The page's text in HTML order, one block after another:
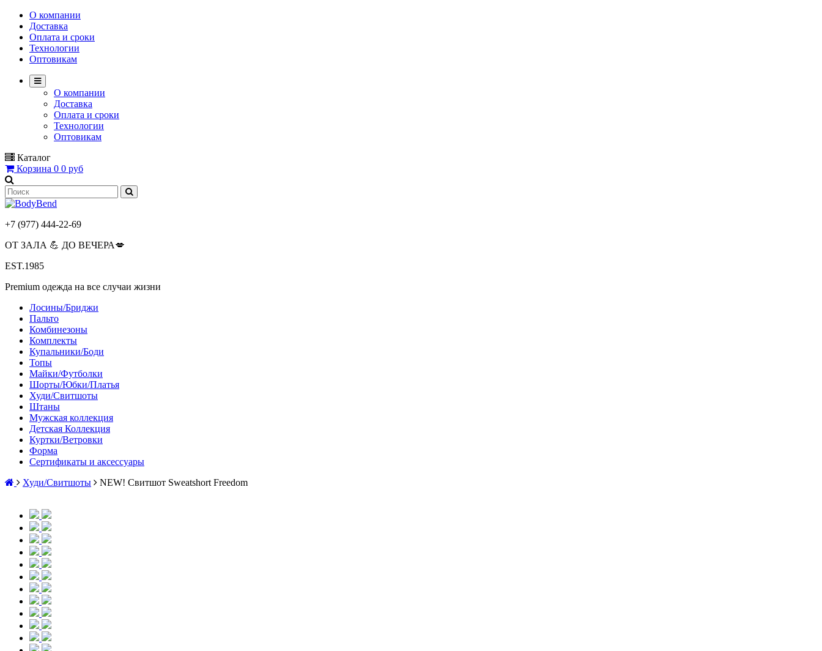
О компании
Доставка
Оплата и сроки
Технологии
Оптовикам
О компании
Доставка
Оплата и сроки
Технологии
Оптовикам
Каталог
Корзина 0 0 руб
+7 (977) 444-22-69
ОТ ЗАЛА 💪 ДО ВЕЧЕРА💋
EST.1985
Premium одежда на все случаи жизни
Лосины/Бриджи
Пальто
Комбинезоны
Комплекты
Купальники/Боди
Топы
Майки/Футболки
Шорты/Юбки/Платья
Худи/Свитшоты
Штаны
Мужская коллекция
Детская Коллекция
Куртки/Ветровки
Форма
Сертификаты и аксессуары
Худи/Свитшоты
NEW! Свитшот Sweatshort Freedom